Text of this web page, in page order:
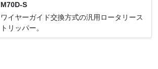
M70D-S
ワイヤーガイド交換方式の汎用ロータリース
トリッパー。